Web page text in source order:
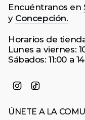
Encuéntranos en
y Concepción.
Horarios de
Lunes a viernes:
Sábados: 11:00 a
Instagram
ÚNETE A LA